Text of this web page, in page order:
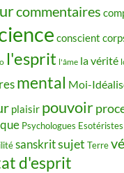
commentaires
conscient
l'esprit l'âme la vérité
mental Moi-
plaisir pouvoir
Psychologues Esotéristes
sanskritsujet Terre
d'esprit